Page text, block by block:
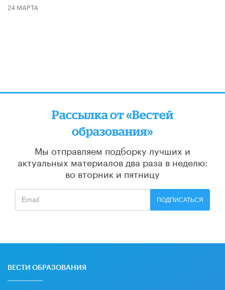
24 МАРТА
Рассылка от «Вестей
образования»
Мы отправляем подборку лучших и
актуальных материалов два раза в неделю:
во вторник и пятницу
ПОДПИСАТЬСЯ
ВЕСТИ ОБРАЗОВАНИЯ